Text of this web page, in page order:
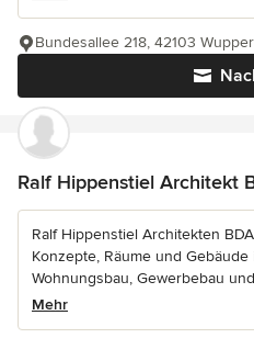
Bundesallee 218, 42103
Ralf Hippenstiel Architekt
Ralf Hippenstiel Architekten
Konzepte, Räume und
Wohnungsbau, Gewerbebau
Mehr